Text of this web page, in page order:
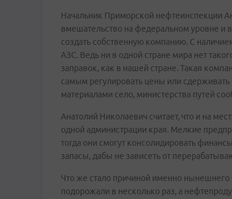
Начальник Приморской нефтеинспекции
вмешательство на федеральном уровне и
создать собственную компанию. С
АЗС. Ведь ни в одной стране мира нет
заправок, как в нашей стране. Такая
самым регулировать цены или
материалами село, министерства путей
Анатолий Николаевич считает, что и на
одной администрации края. Мелкие
тогда они смогут консолидировать
запасы, дабы не зависеть от
Что же стало причиной именно нынешнего
подорожали в несколько раз, а